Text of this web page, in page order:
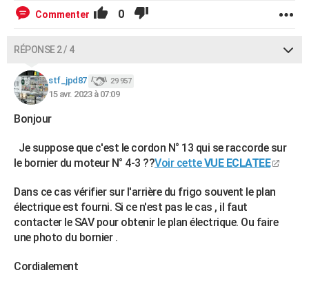
Bricolage
Lifestyle
Culture
Sport
Auto
Television
Voyage
Cinema Commenter 0
RÉPONSE 2 / 4
stf_jpd87 29 957
15 avr. 2023 à 07:09
Bonjour
Je suppose que c'est le cordon N° 13 qui se raccorde sur
le bornier du moteur N° 4-3 ??Voir cetteVUE ECLATEE
Dans ce cas vérifier sur l'arrière du frigo souvent le plan
électrique est fourni. Si ce n'est pas le cas , il faut
contacter le SAV pour obtenir le plan électrique. Ou faire
une photo du bornier .
Cordialement